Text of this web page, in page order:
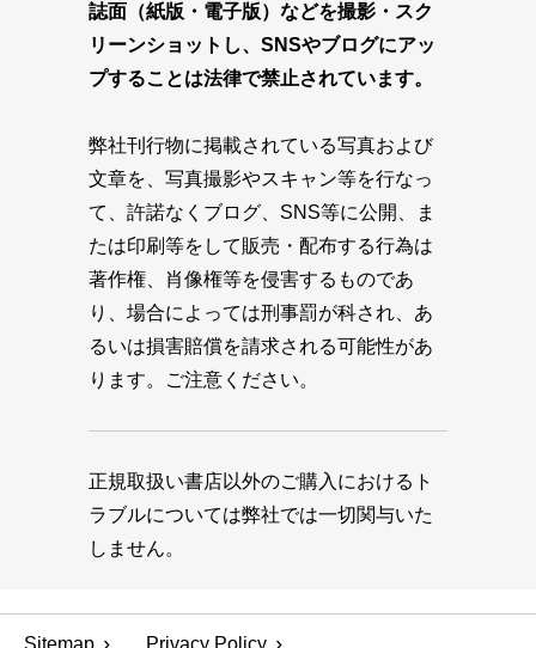
誌面（紙版・電子版）などを撮影・スク
リーンショットし、SNSやブログにアッ
プすることは法律で禁止されています。
弊社刊行物に掲載されている写真および
文章を、写真撮影やスキャン等を行なっ
て、許諾なくブログ、SNS等に公開、ま
たは印刷等をして販売・配布する行為は
著作権、肖像権等を侵害するものであ
り、場合によっては刑事罰が科され、あ
るいは損害賠償を請求される可能性があ
ります。ご注意ください。
正規取扱い書店以外のご購入におけるト
ラブルについては弊社では一切関与いた
しません。
Sitemap Privacy Policy